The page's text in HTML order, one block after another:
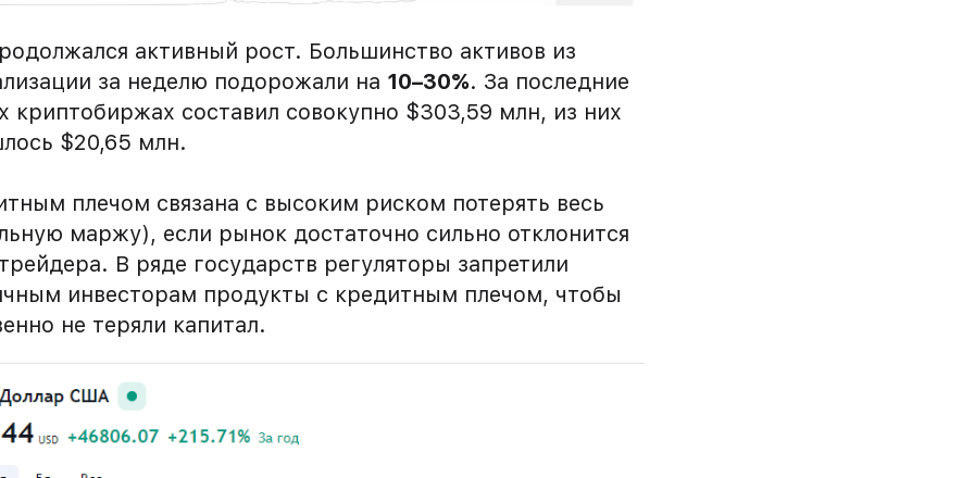
активный рост. Большинство активов из
за неделю подорожали на 10–30%. За последние
криптобиржах составил совокупно $303,59 млн, из них
$20,65 млн.
плечом связана с высоким риском потерять весь
маржу), если рынок достаточно сильно отклонится
В ряде государств регуляторы запретили
инвесторам продукты с кредитным плечом, чтобы
не теряли капитал.